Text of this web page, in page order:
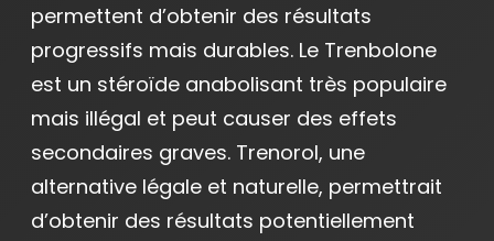
permettent d’obtenir des résultats
progressifs mais durables. Le Trenbolone
est un stéroïde anabolisant très populaire
mais illégal et peut causer des effets
secondaires graves. Trenorol, une
alternative légale et naturelle, permettrait
d’obtenir des résultats potentiellement